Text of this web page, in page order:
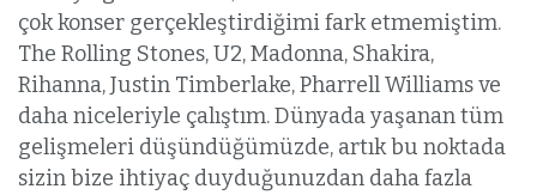
çok konser gerçekleştirdiğimi fark etmemiştim.
The Rolling Stones, U2, Madonna, Shakira,
Rihanna, Justin Timberlake, Pharrell Williams ve
daha niceleriyle çalıştım. Dünyada yaşanan tüm
gelişmeleri düşündüğümüzde, artık bu noktada
sizin bize ihtiyaç duyduğunuzdan daha fazla